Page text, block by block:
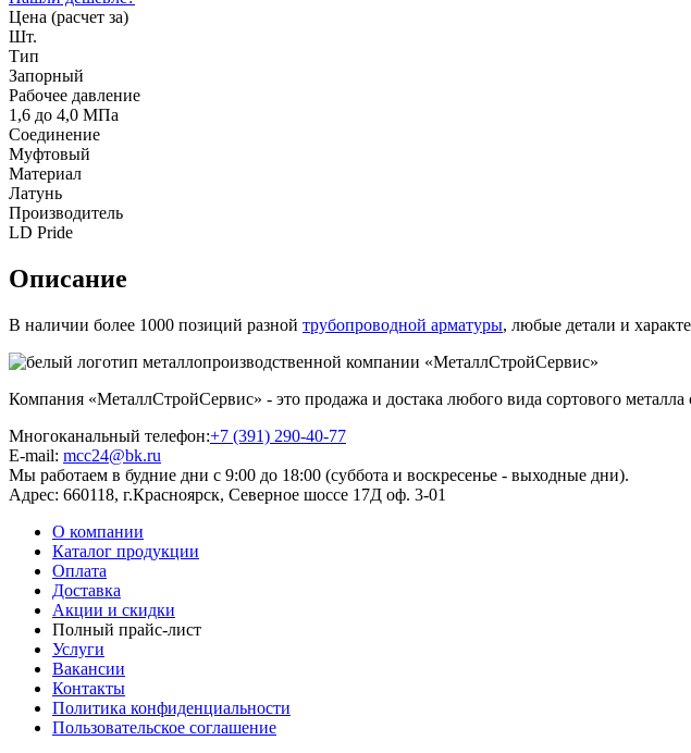
Цена (расчет за)
Шт.
Тип
Запорный
Рабочее давление
1,6 до 4,0 МПа
Соединение
Муфтовый
Материал
Латунь
Производитель
LD Pride
Описание
В наличии более 1000 позиций разной трубопроводной арматуры, любые детали и
Компания «МеталлСтройСервис» - это продажа и достака любого вида сортового металла
Многоканальный телефон:+7 (391) 290-40-77
E-mail: mcc24@bk.ru
Мы работаем в будние дни с 9:00 до 18:00 (суббота и воскресенье - выходные дни).
Адрес: 660118, г.Красноярск, Северное шоссе 17Д оф. 3-01
О компании
Каталог продукции
Оплата
Доставка
Акции и скидки
Полный прайс-лист
Услуги
Вакансии
Контакты
Политика конфиденциальности
Пользовательское соглашение